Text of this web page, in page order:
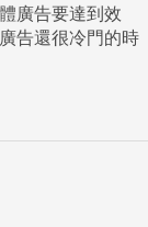
廣告要達到效
告還很冷門的時